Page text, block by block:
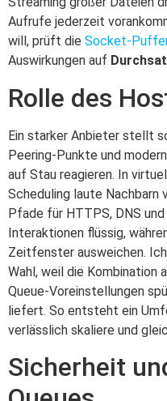
Aufrufe jederzeit
will, prüft die Socket-
Auswirkungen auf
Rolle des
Ein starker Anbieter stellt
Peering-Punkte und
auf Stau reagieren. In
Scheduling laute Nachbarn
Pfade für HTTPS, DNS
Interaktionen flüssig,
Zeitfenster ausweichen.
Wahl, weil die Kombination
Queue-Voreinstellungen
liefert. So entsteht ein
verlässlich skaliere und
Sicherheit